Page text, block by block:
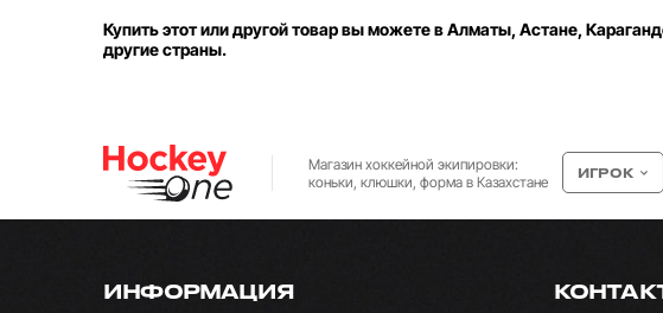
Купить этот или другой товар вы можете в Алматы, Астане,
другие страны.
Магазин хоккейной экипировки:
коньки, клюшки, форма в Казахстане
ИГРОК
ИНФОРМАЦИЯ